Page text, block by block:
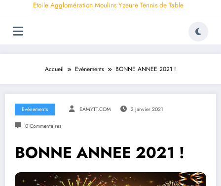
Etoile Agglomération Moulins Yzeure Tennis de Table
Accueil Evènements BONNE ANNEE 2021 !
Evènements EAMYTT.COM 3 Janvier 2021
0 Commentaires
BONNE ANNEE 2021 !